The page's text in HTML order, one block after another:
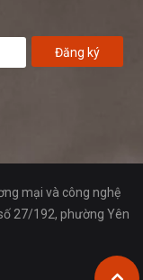
Đăng ký
mại và công nghệ
27/192, phường Yên